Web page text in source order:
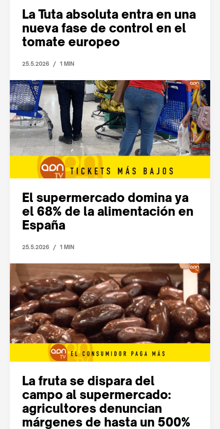
La Tuta absoluta entra en una
nueva fase de control en el
tomate europeo
25.5.2026 / 1 MIN
El supermercado domina ya
el 68% de la alimentación en
España
25.5.2026 / 1 MIN
La fruta se dispara del
campo al supermercado:
agricultores denuncian
márgenes de hasta un 500%